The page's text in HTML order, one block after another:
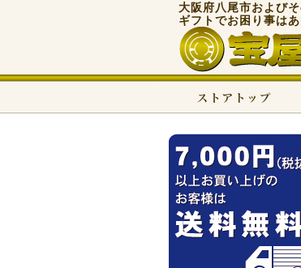
大阪府八尾市および
ギフトでお困り事は